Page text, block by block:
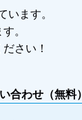
います。
。
さい！
合わせ（無料）